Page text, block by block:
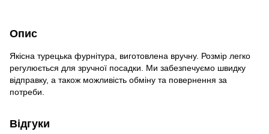
Опис
Якісна турецька фурнітура, виготовлена вручну. Розмір легко
регулюється для зручної посадки. Ми забезпечуємо швидку
відправку, а також можливість обміну та повернення за
потреби.
Відгуки